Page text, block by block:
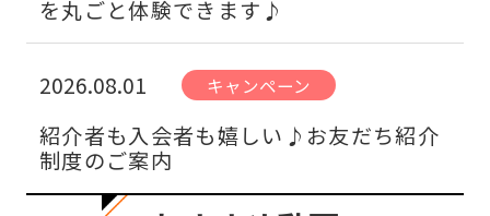
を丸ごと体験できます♪
2026.08.01 キャンペーン
紹介者も入会者も嬉しい♪お友だち紹介
制度のご案内